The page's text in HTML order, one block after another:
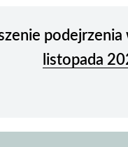
listopada